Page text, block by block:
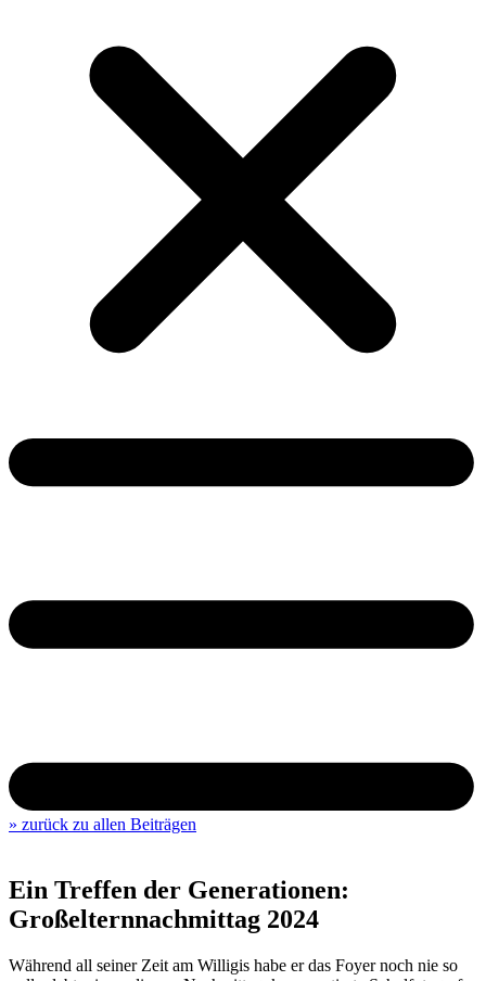
» zurück zu allen Beiträgen
Ein Treffen der Generationen:
Großelternnachmittag 2024
Während all seiner Zeit am Willigis habe er das Foyer noch nie so